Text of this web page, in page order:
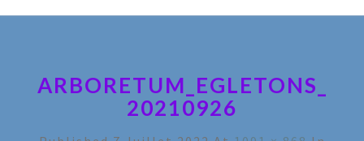
ARBORETUM_EGLETONS_
20210926